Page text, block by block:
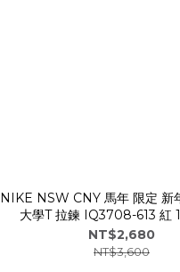
NIKE NSW CNY 馬年 限定 新
大學T 拉
NT$2,680
NT$3,600